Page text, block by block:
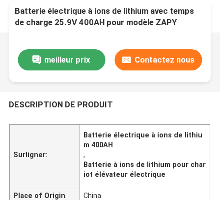
Batterie électrique à ions de lithium avec temps
de charge 25.9V 400AH pour modèle ZAPY
meilleur prix Contactez nous
DESCRIPTION DE PRODUIT
Surligner:
Batterie électrique à ions de lithiu
m 400AH
,
Batterie à ions de lithium pour char
iot élévateur électrique
Place of Origin China